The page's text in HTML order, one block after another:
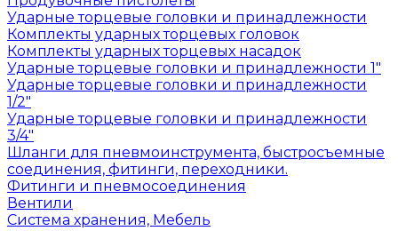
Ударные торцевые головки и принадлежности
Комплекты ударных торцевых головок
Комплекты ударных торцевых насадок
Ударные торцевые головки и принадлежности 1"
Ударные торцевые головки и принадлежности
1/2"
Ударные торцевые головки и принадлежности
3/4"
Шланги для пневмоинструмента, быстросъемные
соединения, фитинги, переходники.
Фитинги и пневмосоединения
Вентили
Система хранения, Мебель